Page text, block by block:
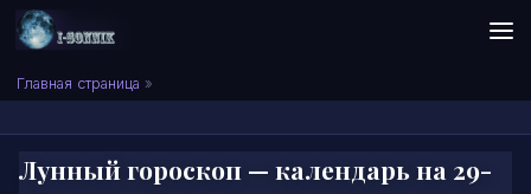
Skip to content
Сонник I-SONNIK.COM
Главная страница »
Лунный гороскоп — календарь на 29-